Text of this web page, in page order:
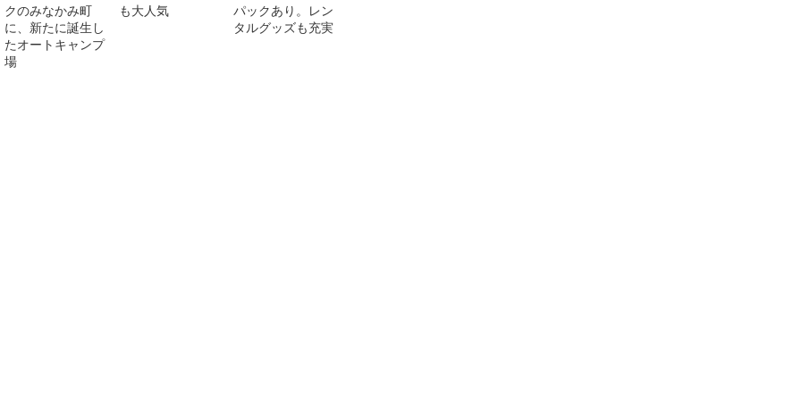
クのみなかみ町
に、新たに誕生し
たオートキャンプ
場
も大人気
パックあり。レン
タルグッズも充実